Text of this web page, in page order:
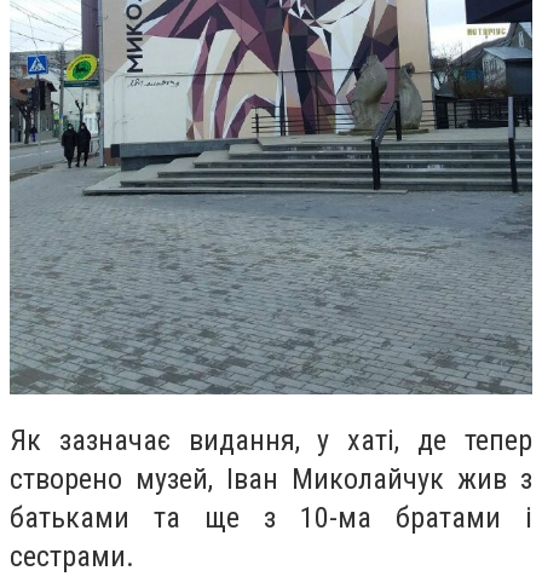
Як зазначає видання, у хаті, де тепер
створено музей, Іван Миколайчук жив з
батьками та ще з 10-ма братами і
сестрами.